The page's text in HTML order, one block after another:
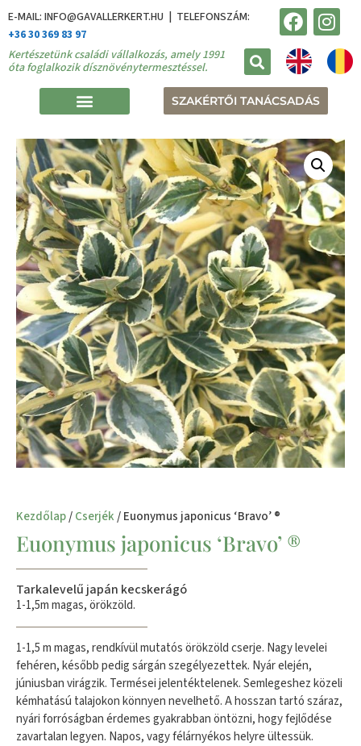
E-MAIL: INFO@GAVALLERKERT.HU | TELEFONSZÁM:
+36 30 369 83 97
Kertészetünk családi vállalkozás, amely 1991
óta foglalkozik dísznövénytermesztéssel.
SZAKÉRTŐI TANÁCSADÁS
Kezdőlap/Cserjék/ Euonymus japonicus ‘Bravo’ ®
Euonymus japonicus ‘Bravo’ ®
Tarkalevelű japán kecskerágó
1-1,5m magas, örökzöld.
1-1,5 m magas, rendkívül mutatós örökzöld cserje. Nagy levelei
fehéren, később pedig sárgán szegélyezettek. Nyár elején,
júniusban virágzik. Termései jelentéktelenek. Semlegeshez közeli
kémhatású talajokon könnyen nevelhető. A hosszan tartó száraz,
nyári forróságban érdemes gyakrabban öntözni, hogy fejlődése
zavartalan legyen. Napos, vagy félárnyékos helyre ültessük.